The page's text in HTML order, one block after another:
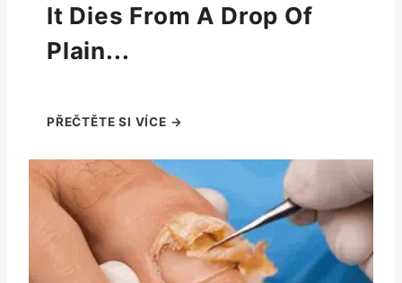
It Dies From A Drop Of
Plain...